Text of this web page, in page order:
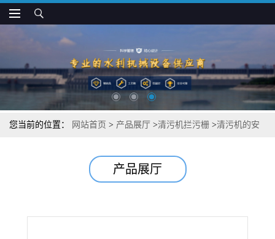
您当前的位置： 网站首页 > 产品展厅 >清污机拦污栅 >清污机的安
产品展厅